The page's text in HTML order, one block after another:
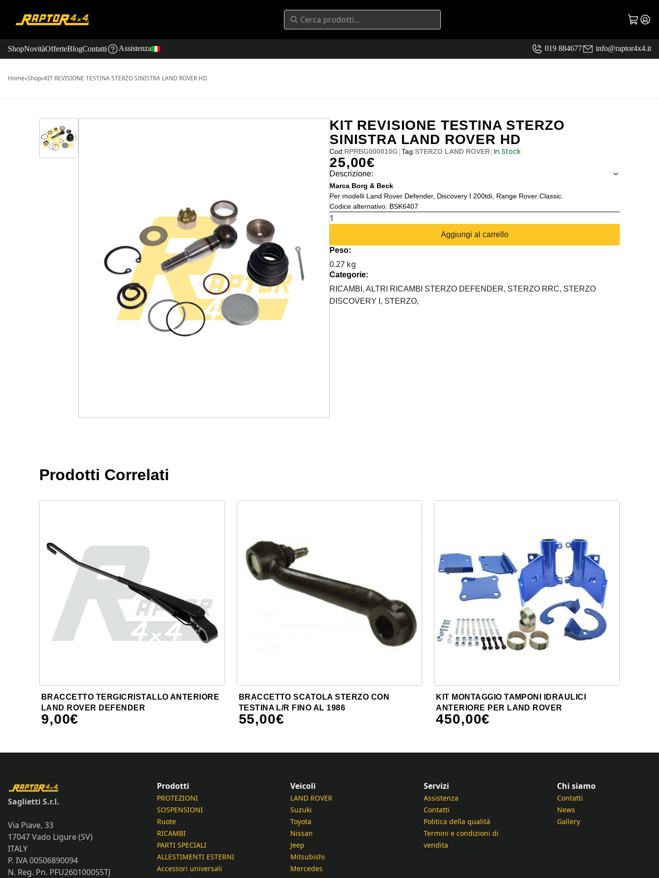
ShopNovitàOfferteBlogContatti Assistenza 019 884677 info@raptor4x4.it
Home»Shop»KIT REVISIONE TESTINA STERZO SINISTRA LAND ROVER HD
KIT REVISIONE TESTINA STERZO
SINISTRA LAND ROVER HD
Cod:RPRBG000010G |Tag:STERZO LAND ROVER|In Stock
25,00€
Descrizione:
Marca Borg & Beck
Per modelli Land Rover Defender, Discovery I 200tdi, Range Rover Classic.
Codice alternativo: BSK6407
KIT
STERZO
SINISTRA
LAND
ROVER
HD
Aggiungi al carrello
Peso:
0.27 kg
Categorie:
RICAMBI, ALTRI RICAMBI STERZO DEFENDER, STERZO RRC, STERZO
DISCOVERY I, STERZO,
Prodotti Correlati
BRACCETTO TERGICRISTALLO ANTERIORE
LAND ROVER DEFENDER
9,00€
BRACCETTO SCATOLA STERZO CON
TESTINA L/R FINO AL 1986
55,00€
KIT MONTAGGIO TAMPONI IDRAULICI
ANTERIORE PER LAND ROVER
450,00€
Saglietti S.r.l.
Via Piave, 33
17047 Vado Ligure (SV)
ITALY
P. IVA 00506890094
N. Reg. Pn. PFU260100055TJ
Prodotti
PROTEZIONI
SOSPENSIONI
Ruote
RICAMBI
PARTI SPECIALI
ALLESTIMENTI ESTERNI
Accessori universali
Veicoli
LAND ROVER
Suzuki
Toyota
Nissan
Jeep
Mitsubishi
Mercedes
Servizi
Assistenza
Contatti
Politica della qualità
Termini e condizioni di
vendita
Chi siamo
Contatti
News
Gallery